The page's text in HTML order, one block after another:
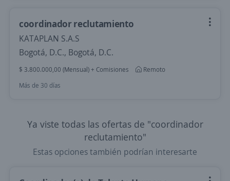
coordinador reclutamiento
KATAPLAN S.A.S
Bogotá, D.C., Bogotá, D.C.
$ 3.800.000,00 (Mensual) + Comisiones
Remoto
Más de 30 días
Ya viste todas las ofertas de "coordinador
reclutamiento"
Estas opciones también podrían interesarte